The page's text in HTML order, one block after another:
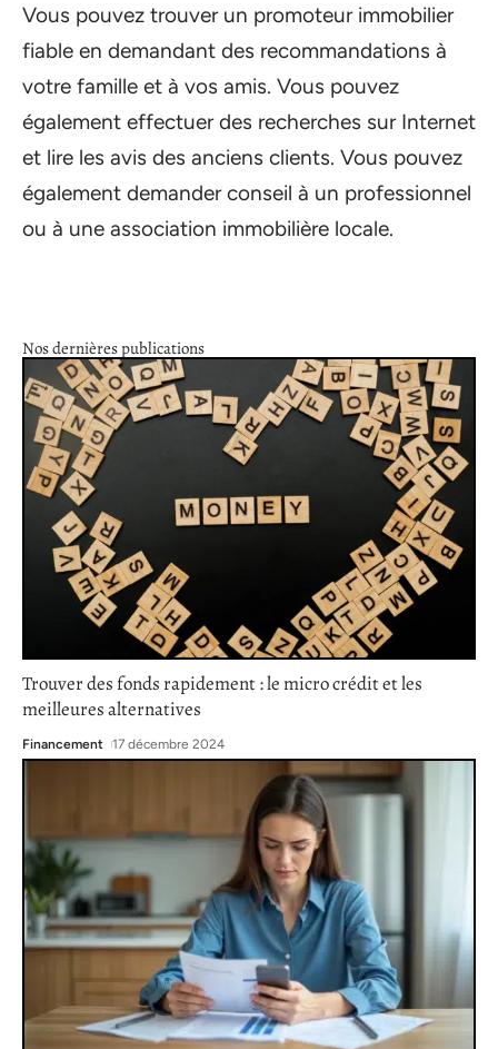
Vous pouvez trouver un promoteur immobilier
fiable en demandant des recommandations à
votre famille et à vos amis. Vous pouvez
également effectuer des recherches sur Internet
et lire les avis des anciens clients. Vous pouvez
également demander conseil à un professionnel
ou à une association immobilière locale.
Nos dernières publications
Trouver des fonds rapidement : le micro crédit et les
meilleures alternatives
Financement 17 décembre 2024